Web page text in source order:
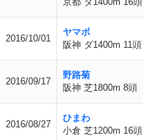
2016/10/01
ヤマボ
阪神 ダ1400m 11頭
2016/09/17
野路菊
阪神 芝1800m 8頭
2016/08/27
ひまわ
小倉 芝1200m 16頭